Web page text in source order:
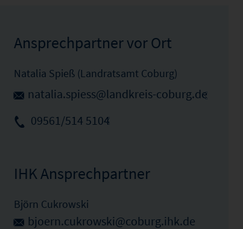
Ansprechpartner vor Ort
Natalia Spieß (Landratsamt Coburg)
natalia.spiess@landkreis-coburg.de
09561/514 5104
IHK Ansprechpartner
Björn Cukrowski
bjoern.cukrowski@coburg.ihk.de